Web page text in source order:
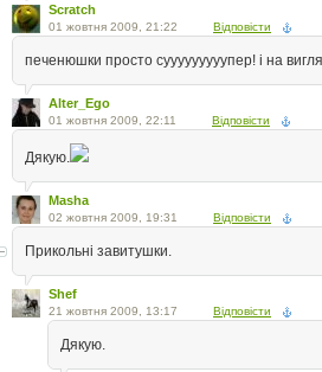
Scratch
01 жовтня 2009, 21:22 Відповісти
печенюшки просто сууууууууупер! і на
Alter_Ego
01 жовтня 2009, 22:11 Відповісти
Дякую.
Masha
02 жовтня 2009, 19:31 Відповісти
Прикольні завитушки.
Shef
21 жовтня 2009, 13:17 Відповісти
Дякую.